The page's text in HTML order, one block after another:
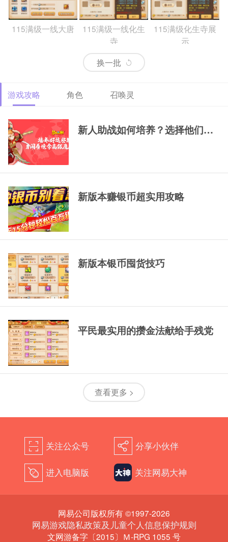
115满级一线大唐
115满级一线化生
寺
115满级化生寺展
示
示
示
换一批
游戏攻略 角色 召唤灵
新人助战如何培养？选择他们，一
新版本赚银币超实用攻略
新版本银币囤货技巧
平民最实用的攒金法献给手残党
查看更多 >
򰀁 关注公众号 򰀂 分享小伙伴
򰀄 进入电脑版 关注网易大神
网易公司版权所有 ©1997-2026
网易游戏隐私政策及儿童个人信息保护规则
文网游备字〔2015〕Ｍ-RPG 1055 号